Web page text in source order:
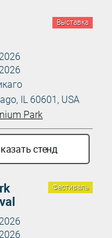
Выставка
IL 60601, USA
Park
стенд
Фестиваль